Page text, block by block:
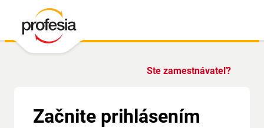
Ste zamestnávateľ?
Začnite prihlásením